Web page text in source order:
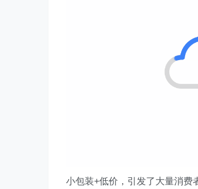
小包装+低价，引发了大量消费